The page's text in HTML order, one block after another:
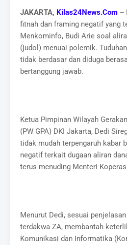
JAKARTA, Kilas24News.Com –
fitnah dan framing negatif yang
Menkominfo, Budi Arie soal
(judol) menuai polemik.
tidak berdasar dan diduga
bertanggung jawab.
Ketua Pimpinan Wilayah
(PW GPA) DKI Jakarta, Dedi
tidak mudah terpengaruh kabar
negatif terkait dugaan aliran
terus menuding Menteri
Menurut Dedi, sesuai
terdakwa ZA, membantah
Komunikasi dan Informatika